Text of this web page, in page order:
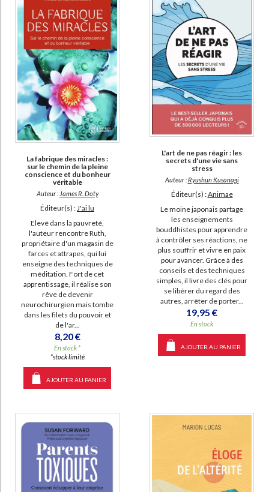
La fabrique des miracles :
sur le chemin de la pleine
conscience et du bonheur
véritable
Auteur : James R. Doty
Éditeur(s) :J'ai lu
Elevé dans la pauvreté,
l'auteur rencontre Ruth,
propriétaire d'un magasin de
farces et attrapes, qui lui
enseigne des techniques de
méditation. Fort de cet
apprentissage, il réalise son
rêve de devenir
neurochirurgien mais tombe
dans les filets du pouvoir et
de l'ar...
8,20 €
En stock *
*stock limité
AJOUTER AU PANIER
L'art de ne pas réagir : les
secrets d'une vie sans
stress
Auteur : Ryushun Kusanagi
Éditeur(s) :Animae
Le moine japonais partage
les enseignements
bouddhistes pour apprendre
à contrôler ses réactions, ne
plus souffrir et vivre en paix
pour avancer. Grâce à des
conseils et des techniques
simples, il livre des clés pour
se libérer du regard des
autres, arrêter de porter...
19,95 €
En stock
AJOUTER AU PANIER